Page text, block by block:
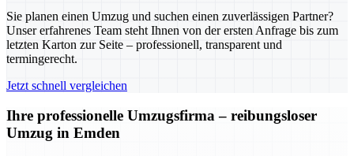
Sie planen einen Umzug und suchen einen zuverlässigen Partner?
Unser erfahrenes Team steht Ihnen von der ersten Anfrage bis zum
letzten Karton zur Seite – professionell, transparent und
termingerecht.
Jetzt schnell vergleichen
Ihre professionelle Umzugsfirma – reibungsloser
Umzug in Emden